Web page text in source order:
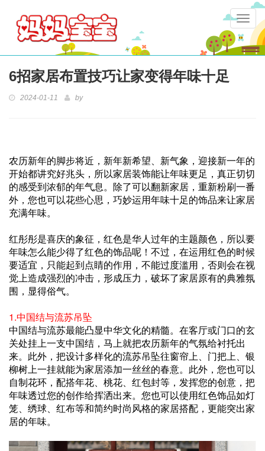
6招家居布置技巧让家变得年味十足
2024-01-11 by
农历新年的脚步将近，新年新希望、新气象，迎接新一年的
开始都讲究好兆头，所以家居装饰能让年味更足，真正切切
的感受到浓郁的年气息。除了可以翻新家居，重新粉刷一番
外，您也可以花些心思，巧妙运用年味十足的饰品来让家居
充满年味。
红彤彤是喜庆的象征，红色是华人过年的主题颜色，所以要
年味怎么能少得了红色的饰品呢！不过，在运用红色的时候
要适宜，只能起到点睛的作用，不能过度滥用，否则会在视
觉上造成强烈的冲击，形成压力，破坏了家居原有的典雅氛
围，显得俗气。
1.中国结与流苏吊坠
中国结与流苏最能凸显中华文化的精髓。在客厅或门口的玄
关处挂上一支中国结，马上就把农历新年的气氛给衬托出
来。此外，把设计多样化的流苏吊坠往窗帘上、门把上、银
柳树上一挂就能为家居添加一丝丝的春意。此外，您也可以
自制花环，配搭年花、桃花、红包封等，发挥您的创意，把
年味透过您的创作给挥洒出来。您也可以使用红色饰品如灯
笼、绣球、红布等和简约时尚风格的家居搭配，更能突出家
居的年味。